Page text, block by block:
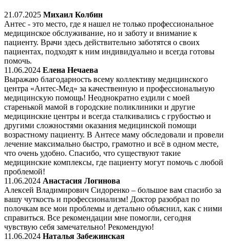
21.07.2025 Михаил Колбин
Антес - это место, где я нашел не только профессиональное
медицинское обслуживание, но и заботу и внимание к
пациенту. Врачи здесь действительно заботятся о своих
пациентах, подходят к ним индивидуально и всегда готовы
помочь.
11.06.2024 Елена Нечаева
Выражаю благодарность всему коллективу медицинского
центра «Антес-Мед» за качественную и профессиональную
медицинскую помощь! Неоднократно ездили с моей
старенькой мамой в городские поликлиники и другие
медицинские центры и всегда сталкивались с грубостью и
другими сложностями оказания медицинской помощи
возрастному пациенту. В Антесе маму обследовали и провели
лечение максимально быстро, грамотно и всё в одном месте,
что очень удобно. Спасибо, что существуют такие
медицинские комплексы, где пациенту могут помочь с любой
проблемой!
11.06.2024 Анастасия Логинова
Алексей Владимирович Сидоренко – большое вам спасибо за
вашу чуткость и профессионализм! Доктор разобрал по
полочкам все мои проблемы и детально объяснил, как с ними
справиться. Все рекомендации мне помогли, сегодня
чувствую себя замечательно! Рекомендую!
11.06.2024 Наталья Забежинская